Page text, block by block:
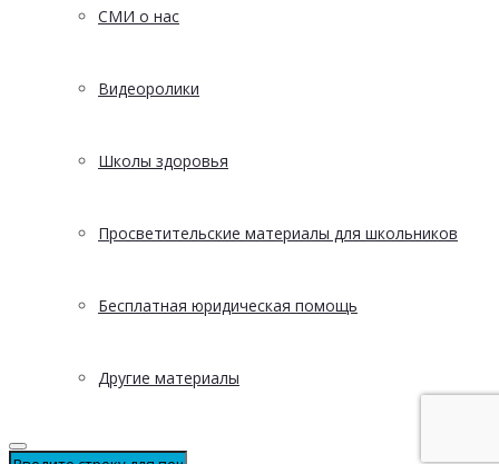
СМИ о нас
Видеоролики
Школы здоровья
Просветительские материалы для школьников
Бесплатная юридическая помощь
Другие материалы